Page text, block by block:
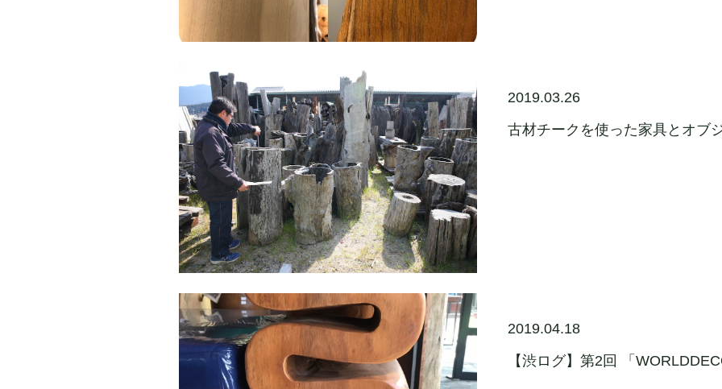
2019.03.26
古材チークを使った家具とオブ
2019.04.18
【渋ログ】第2回 「